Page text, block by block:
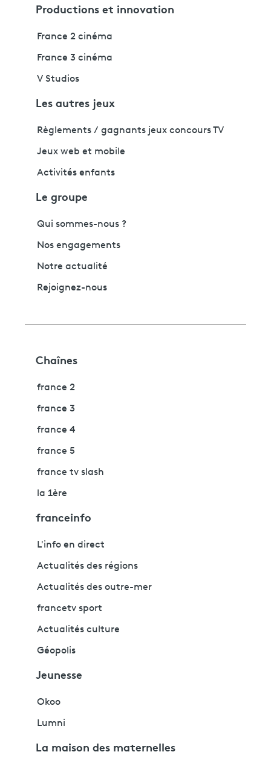
Productions et innovation
France 2 cinéma
France 3 cinéma
V Studios
Les autres jeux
Règlements / gagnants jeux concours TV
Jeux web et mobile
Activités enfants
Le groupe
Qui sommes-nous ?
Nos engagements
Notre actualité
Rejoignez-nous
Chaînes
france 2
france 3
france 4
france 5
france tv slash
la 1ère
franceinfo
L'info en direct
Actualités des régions
Actualités des outre-mer
francetv sport
Actualités culture
Géopolis
Jeunesse
Okoo
Lumni
La maison des maternelles